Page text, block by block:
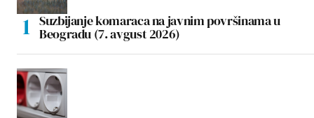
Suzbijanje komaraca na javnim površinama u
Beogradu (7. avgust 2026)